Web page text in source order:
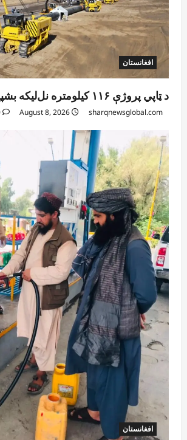
افغانستان
د ټاپي پروژې ۱۱۶ کیلومتره نل‌لیکه بشپړه شوې
sharqnewsglobal.com
افغانستان